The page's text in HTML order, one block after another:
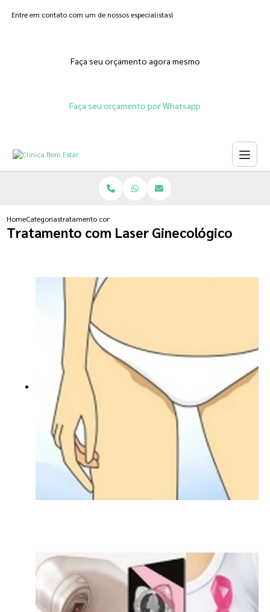
Entre em contato com um de nossos especialistas!
Faça seu orçamento agora mesmo
Faça seu orçamento por Whatsapp
HomeCategoriastratamento com laser ginecologico
Tratamento com Laser Ginecológico